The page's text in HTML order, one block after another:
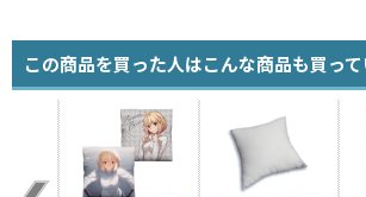
この商品を買った人はこんな商品も買っ